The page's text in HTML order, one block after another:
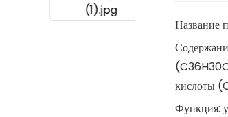
Название
кислоты
Функция: